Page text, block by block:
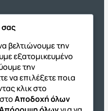
After School
βελτιώνουμε την
εξατομικευμένο
την
να επιλέξετε ποια
κλικ στο
Αποδοχή όλων